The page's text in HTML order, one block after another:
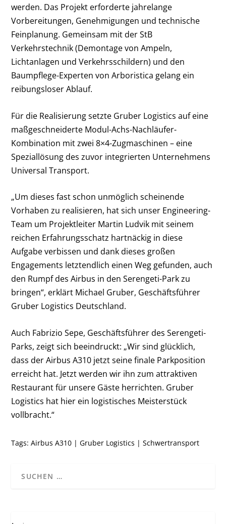
werden. Das Projekt erforderte jahrelange
Vorbereitungen, Genehmigungen und technische
Feinplanung. Gemeinsam mit der StB
Verkehrstechnik (Demontage von Ampeln,
Lichtanlagen und Verkehrsschildern) und den
Baumpflege-Experten von Arboristica gelang ein
reibungsloser Ablauf.
Für die Realisierung setzte Gruber Logistics auf eine
maßgeschneiderte Modul-Achs-Nachläufer-
Kombination mit zwei 8×4-Zugmaschinen – eine
Speziallösung des zuvor integrierten Unternehmens
Universal Transport.
„Um dieses fast schon unmöglich scheinende
Vorhaben zu realisieren, hat sich unser Engineering-
Team um Projektleiter Martin Ludvik mit seinem
reichen Erfahrungsschatz hartnäckig in diese
Aufgabe verbissen und dank dieses großen
Engagements letztendlich einen Weg gefunden, auch
den Rumpf des Airbus in den Serengeti-Park zu
bringen“, erklärt Michael Gruber, Geschäftsführer
Gruber Logistics Deutschland.
Auch Fabrizio Sepe, Geschäftsführer des Serengeti-
Parks, zeigt sich beeindruckt: „Wir sind glücklich,
dass der Airbus A310 jetzt seine finale Parkposition
erreicht hat. Jetzt werden wir ihn zum attraktiven
Restaurant für unsere Gäste herrichten. Gruber
Logistics hat hier ein logistisches Meisterstück
vollbracht.“
Tags:Airbus A310 |Gruber Logistics |Schwertransport